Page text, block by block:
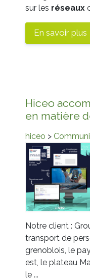
sur les réseaux
En savoir plus
Hiceo
en matière
hiceo >
Notre client :
transport de
grenoblois, le
est, le plateau
le ...